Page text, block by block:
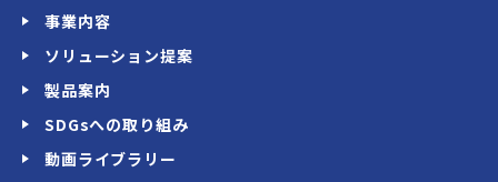
事業内容
ソリューション提案
製品案内
SDGsへの取り組み
動画ライブラリー